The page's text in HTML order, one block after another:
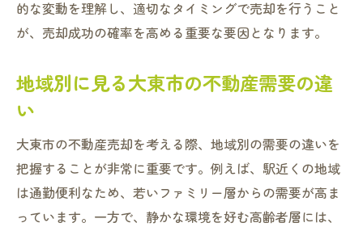
方法
市場分析ツールの活用方法
高価買取を実現するための市場知識
不動産業者の選び方とそのポイント
交渉力を高めるための実践テクニック
的な変動を理解し、適切なタイミングで売却を行うこと
が、売却成功の確率を高める重要な要因となります。
地域別に見る大東市の不動産需要の違
い
大東市の不動産売却を考える際、地域別の需要の違いを
把握することが非常に重要です。例えば、駅近くの地域
は通勤便利なため、若いファミリー層からの需要が高ま
っています。一方で、静かな環境を好む高齢者層には、